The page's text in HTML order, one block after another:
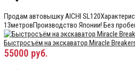
Продам автовышку AICHI
13метровПроизводство Японии! Без
Быстросъём на экскаватор Miracle
55000 руб.